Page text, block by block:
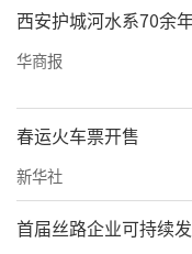
西安护城河水系70余
华商报
春运火车票开售
新华社
首届丝路企业可持续